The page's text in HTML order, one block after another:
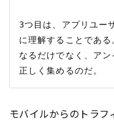
3つ目は、アプリユー
に理解することであ
なるだけでなく、ア
モバイルからのトラ